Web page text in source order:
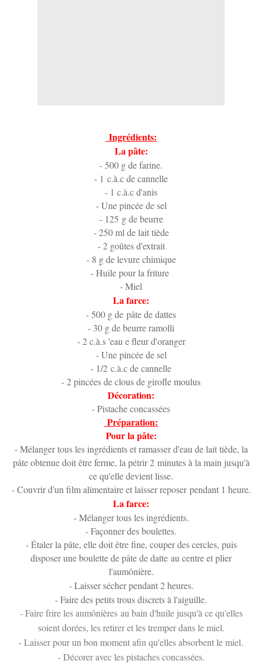
Ingrédients:
La pâte:
- 500 g de farine.
- 1 c.à.c de cannelle
- 1 c.à.c d'anis
- Une pincée de sel
- 125 g de beurre
- 250 ml de lait tiède
- 2 goûtes d'extrait
- 8 g de levure chimique
- Huile pour la friture
- Miel
La farce:
- 500 g de pâte de dattes
- 30 g de beurre ramolli
- 2 c.à.s 'eau e fleur d'oranger
- Une pincée de sel
- 1/2 c.à.c de cannelle
- 2 pincées de clous de girofle moulus
Décoration:
- Pistache concassées
Préparation:
Pour la pâte:
- Mélanger tous les ingrédients et ramasser d'eau de lait tiède, la
pâte obtenue doit être ferme, la pétrir 2 minutes à la main jusqu'à
ce qu'elle devient lisse.
- Couvrir d'un film alimentaire et laisser reposer pendant 1 heure.
La farce:
- Mélanger tous les ingrédients.
- Façonner des boulettes.
- Étaler la pâte, elle doit être fine, couper des cercles, puis
disposer une boulette de pâte de datte au centre et plier
l'aumônière.
- Laisser sécher pendant 2 heures.
- Faire des petits trous discrets à l'aiguille.
- Faire frire les aumônières au bain d'huile jusqu'à ce qu'elles
soient dorées, les retirer et les tremper dans le miel.
- Laisser pour un bon moment afin qu'elles absorbent le miel.
- Décorer avec les pistaches concassées.